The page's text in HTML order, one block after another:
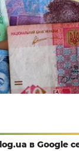
в Google